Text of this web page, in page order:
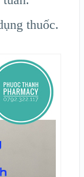
thuốc.